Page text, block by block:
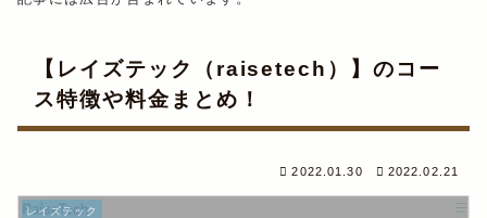
【レイズテック（raisetech）】のコー
ス特徴や料金まとめ！
2022.01.30 2022.02.21
レイズテック